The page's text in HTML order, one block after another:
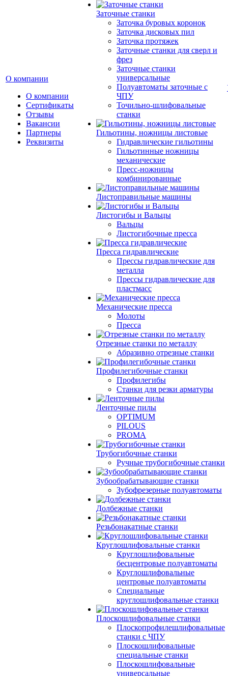
О компании
О компании
Сертификаты
Отзывы
Вакансии
Партнеры
Реквизиты
Заточные станки
Заточка буровых коронок
Заточка дисковых пил
Заточка протяжек
Заточные станки для сверл и
фрез
Заточные станки
универсальные
Полуавтоматы заточные с
ЧПУ
Точильно-шлифовальные
станки
Гильотины, ножницы листовые
Гидравлические гильотины
Гильотинные ножницы
механические
Пресс-ножницы
комбинированные
Листоправильные машины
Листогибы и Вальцы
Вальцы
Листогибочные пресса
Пресса гидравлические
Прессы гидравлические для
металла
Прессы гидравлические для
пластмасс
Механические пресса
Молоты
Пресса
Отрезные станки по металлу
Абразивно отрезные станки
Профилегибочные станки
Профилегибы
Станки для резки арматуры
Ленточные пилы
OPTIMUM
PILOUS
PROMA
Трубогибочные станки
Ручные трубогибочные станки
Зубообрабатывающие станки
Зубофрезерные полуавтоматы
Долбежные станки
Резьбонакатные станки
Круглошлифовальные станки
Круглошлифовальные
бесцентровые полуавтоматы
Круглошлифовальные
центровые полуавтоматы
Специальные
круглошлифовальные станки
Плоскошлифовальные станки
Плоскопрофилешлифовальные
станки с ЧПУ
Плоскошлифовальные
специальные станки
Плоскошлифовальные
универсальные